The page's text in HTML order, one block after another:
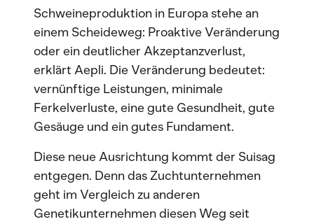
Schweineproduktion in Europa stehe an
einem Scheideweg: Proaktive Veränderung
oder ein deutlicher Akzeptanzverlust,
erklärt Aepli. Die Veränderung bedeutet:
vernünftige Leistungen, minimale
Ferkelverluste, eine gute Gesundheit, gute
Gesäuge und ein gutes Fundament.
Diese neue Ausrichtung kommt der Suisag
entgegen. Denn das Zuchtunternehmen
geht im Vergleich zu anderen
Genetikunternehmen diesen Weg seit